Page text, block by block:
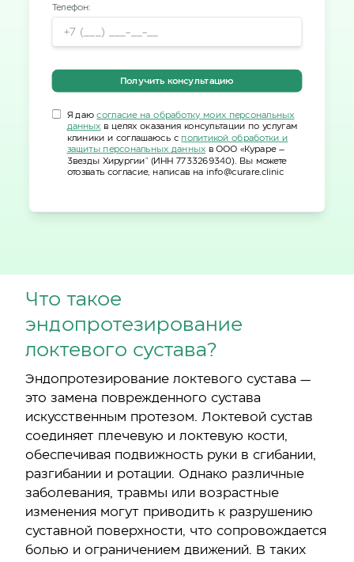
Телефон:
Получить консультацию
Я даюсогласие на обработку моих персональных
данных в целях оказания консультации по услугам
клиники и соглашаюсь с политикой обработки и
защиты персональных данных в ООО «Кураре –
Звезды Хирургии" (ИНН 7733269340). Вы можете
отозвать согласие, написав на info@curare.clinic
Что такое
эндопротезирование
локтевого сустава?
Эндопротезирование локтевого сустава —
это замена поврежденного сустава
искусственным протезом. Локтевой сустав
соединяет плечевую и локтевую кости,
обеспечивая подвижность руки в сгибании,
разгибании и ротации. Однако различные
заболевания, травмы или возрастные
изменения могут приводить к разрушению
суставной поверхности, что сопровождается
болью и ограничением движений. В таких